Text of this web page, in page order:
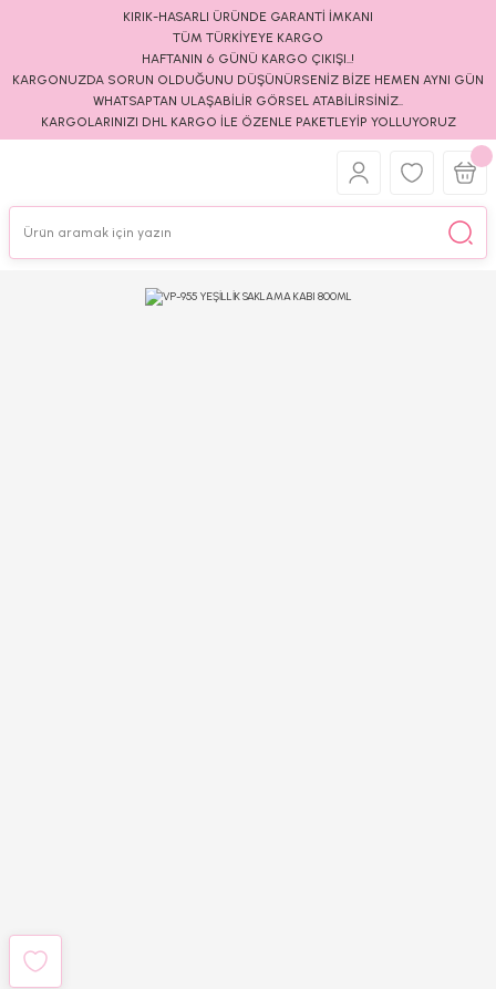
KIRIK-HASARLI ÜRÜNDE GARANTİ İMKANI
TÜM TÜRKİYEYE KARGO
HAFTANIN 6 GÜNÜ KARGO ÇIKIŞI..!
KARGONUZDA SORUN OLDUĞUNU DÜŞÜNÜRSENİZ BİZE HEMEN AYNI GÜN
WHATSAPTAN ULAŞABİLİR GÖRSEL ATABİLİRSİNİZ..
KARGOLARINIZI DHL KARGO İLE ÖZENLE PAKETLEYİP YOLLUYORUZ